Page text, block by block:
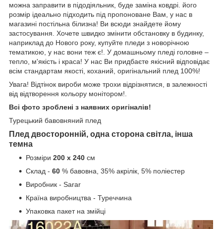
можна заправити в підодіяльник, буде заміна ковдрі. його
розмір ідеально підходить під пропоноване Вам, у нас в
магазині постільна білизна! Ви всюди знайдете йому
застосування. Хочете швидко змінити обстановку в будинку,
наприклад до Нового року, купуйте пледи з новорічною
тематикою, у нас вони теж є!. У домашньому пледі головне –
тепло, м'якість і краса! У нас Ви придбаєте якісний відповідає
всім стандартам якості, коханий, оригінальний плед 100%!
Увага! Відтінок вироби може трохи відрізнятися, в залежності
від відтворення кольору монітором!.
Всі фото зроблені з наявних оригіналів!
Турецький бавовняний плед
Плед двосторонній, одна сторона світла, інша
темна
Розміри 200 х 240 см
Склад - 60 % бавовна, 35% акрілік, 5% поліестер
Виробник - Sarar
Країна виробництва - Туреччина
Упаковка пакет на змійці